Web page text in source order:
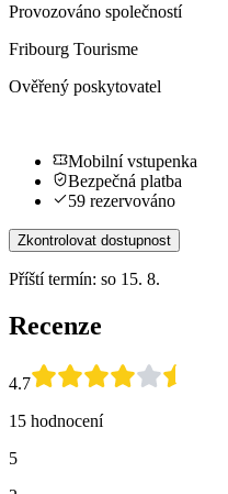
Provozováno společností
Fribourg Tourisme
Ověřený poskytovatel
Mobilní vstupenka
Bezpečná platba
59 rezervováno
Zkontrolovat dostupnost
Příští termín: so 15. 8.
Recenze
4.7
15 hodnocení
5